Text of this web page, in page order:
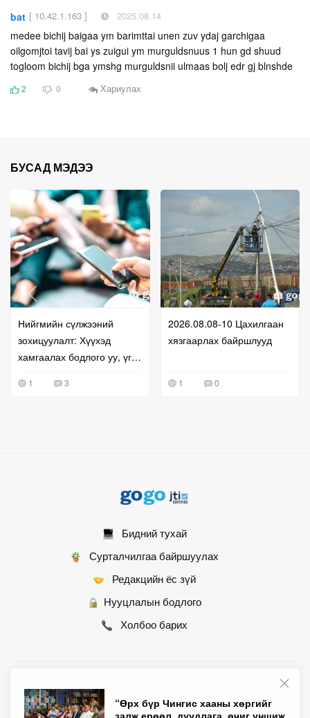
bat [ 10.42.1.163 ] 2025.08.14
medee bichij baigaa ym barimttai unen zuv ydaj garchigaa
oilgomjtoi tavij bai ys zuigui ym murguldsnuus 1 hun gd shuud
togloom bichij bga ymshg murguldsnii ulmaas bolj edr gj blnshde
2 0 Хариулах
“Өрх бүр Чингис хааны хөргийг
БУСАД МЭДЭЭ
Нийгмийн сүлжээний
зохицуулалт: Хүүхэд
хамгаалах бодлого уу, үг
оролдлого уу?
1 3
2026.08.08-10 Цахилгаан
хязгаарлах байршлууд
1 0
Бидний тухай
Сурталчилгаа байршуулах
Редакцийн ёс зүй
Нууцлалын бодлого
Холбоо барих
© 2007 - 2026 Монгол Контент ХХК • Бүх эрх хуулиар хамгаалагдсан